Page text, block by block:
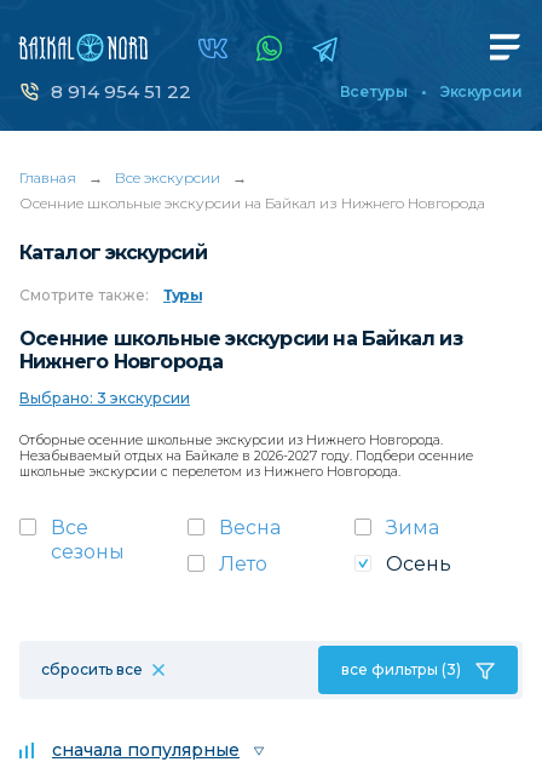
8 914 954 51 22 Все туры Экскурсии
Главная → Все экскурсии
→
Осенние школьные экскурсии на Байкал из Нижнего Новгорода
Каталог экскурсий
Смотрите также: Туры
Осенние школьные экскурсии на Байкал из
Нижнего Новгорода
Выбрано: 3 экскурсии
Отборные осенние школьные экскурсии из Нижнего Новгорода.
Незабываемый отдых на Байкале в 2026-2027 году. Подбери осенние
школьные экскурсии с перелетом из Нижнего Новгорода.
Все
сезоны
Весна
Зима
Лето
Осень
сбросить все все фильтры (3)
сначала популярные